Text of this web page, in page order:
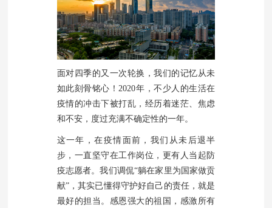
面对四季的又一次轮换，我们的记忆从未
如此刻骨铭心！2020年，不少人的生活在
疫情的冲击下被打乱，经历着迷茫、焦虑
和不安，度过充满不确定性的一年。
这一年，在疫情面前，我们从未后退半
步，一直坚守在工作岗位，更有人当起防
疫志愿者。我们调侃“躺在家里为国家做贡
献”，其实已懂得守护好自己的责任，就是
最好的担当。感恩强大的祖国，感激所有